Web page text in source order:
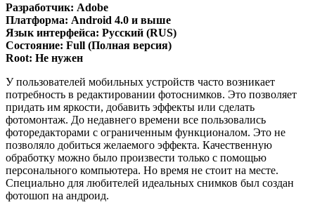
Разработчик: Adobe
Платформа: Android 4.0 и выше
Язык интерфейса: Русский (RUS)
Состояние: Full (Полная версия)
Root: Не нужен
У пользователей мобильных устройств часто возникает
потребность в редактировании фотоснимков. Это позволяет
придать им яркости, добавить эффекты или сделать
фотомонтаж. До недавнего времени все пользовались
фоторедакторами с ограниченным функционалом. Это не
позволяло добиться желаемого эффекта. Качественную
обработку можно было произвести только с помощью
персонального компьютера. Но время не стоит на месте.
Специально для любителей идеальных снимков был создан
фотошоп на андроид.